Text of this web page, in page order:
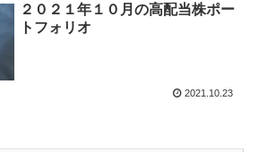
２０２１年１０月の高配当株ポー
トフォリオ
2021.10.23